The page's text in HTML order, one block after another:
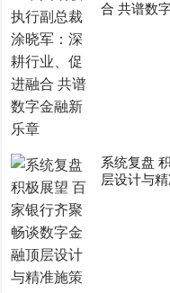
合 共谱数
系统复盘
层设计与